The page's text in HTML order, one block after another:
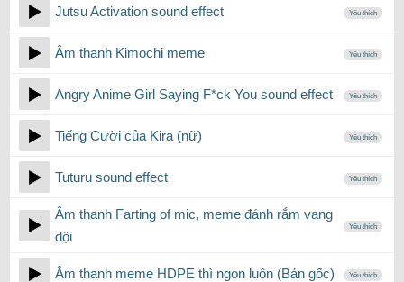
Jutsu Activation sound effect Yêu thích
Âm thanh Kimochi meme Yêu thích
Angry Anime Girl Saying F*ck You sound effect Yêu thích
Tiếng Cười của Kira (nữ) Yêu thích
Tuturu sound effect Yêu thích
Âm thanh Farting of mic, meme đánh rắm vang
dội
Yêu thích
Âm thanh meme HDPE thì ngon luôn (Bản gốc) Yêu thích